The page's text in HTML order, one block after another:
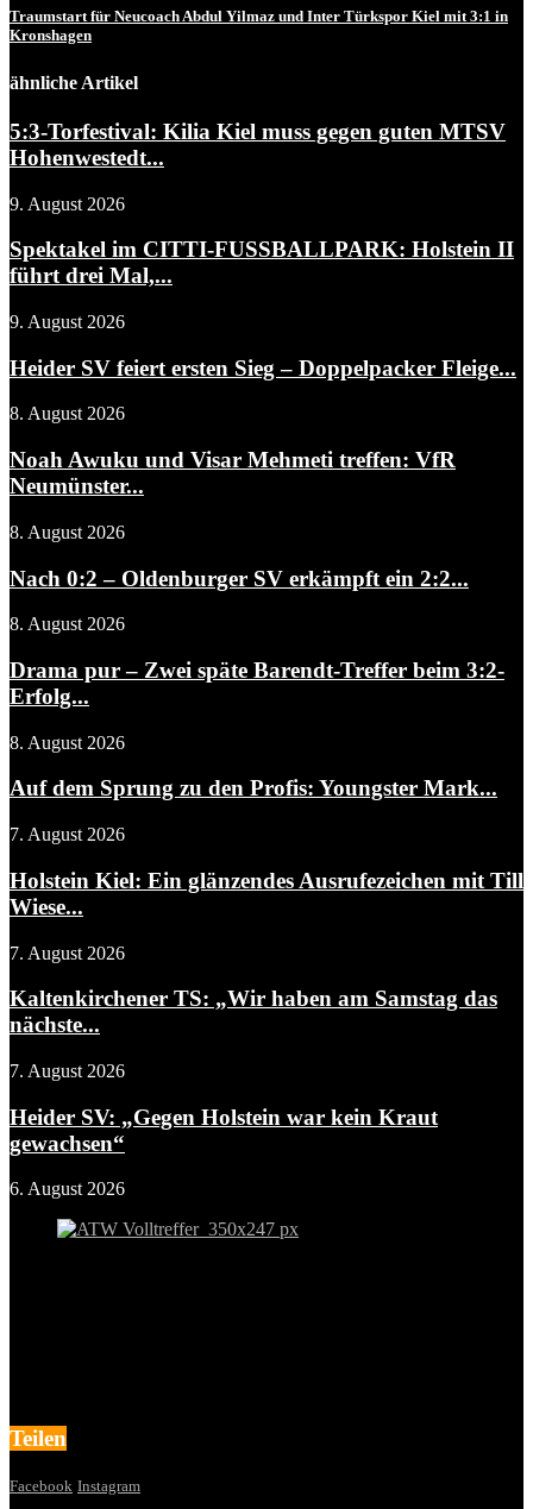
Traumstart für Neucoach Abdul Yilmaz und Inter Türkspor Kiel mit 3:1 in
Kronshagen
ähnliche Artikel
5:3-Torfestival: Kilia Kiel muss gegen guten MTSV
Hohenwestedt...
9. August 2026
Spektakel im CITTI-FUSSBALLPARK: Holstein II
führt drei Mal,...
9. August 2026
Heider SV feiert ersten Sieg – Doppelpacker Fleige...
8. August 2026
Noah Awuku und Visar Mehmeti treffen: VfR
Neumünster...
8. August 2026
Nach 0:2 – Oldenburger SV erkämpft ein 2:2...
8. August 2026
Drama pur – Zwei späte Barendt-Treffer beim 3:2-
Erfolg...
8. August 2026
Auf dem Sprung zu den Profis: Youngster Mark...
7. August 2026
Holstein Kiel: Ein glänzendes Ausrufezeichen mit Till
Wiese...
7. August 2026
Kaltenkirchener TS: „Wir haben am Samstag das
nächste...
7. August 2026
Heider SV: „Gegen Holstein war kein Kraut
gewachsen“
6. August 2026
Teilen
Facebook Instagram